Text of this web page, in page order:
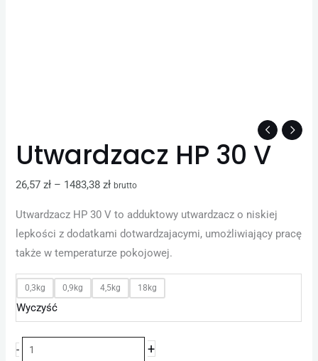
Utwardzacz HP 30 V
26,57zł – 1483,38zł brutto
Utwardzacz HP 30 V to adduktowy utwardzacz o niskiej
lepkości z dodatkami dotwardzajacymi, umożliwiający pracę
także w temperaturze pokojowej.
0,3kg 0,9kg 4,5kg 18kg
Wyczyść
- +